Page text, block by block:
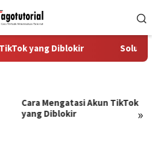
yang Diblokir Solusi
»
Cara Mengatasi Akun TikTok
yang Diblokir